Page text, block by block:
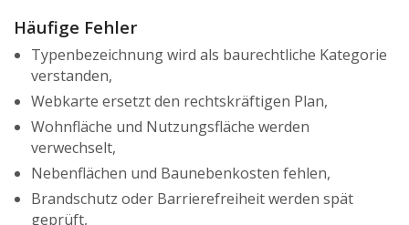
Häufige Fehler
Typenbezeichnung wird als baurechtliche Kategorie
verstanden,
Webkarte ersetzt den rechtskräftigen Plan,
Wohnfläche und Nutzungsfläche werden
verwechselt,
Nebenflächen und Baunebenkosten fehlen,
Brandschutz oder Barrierefreiheit werden spät
geprüft,